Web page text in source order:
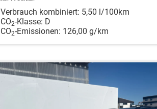
Verbrauch kombiniert: 5,50 l/100km
CO2-Klasse: D
CO2-Emissionen: 126,00 g/km